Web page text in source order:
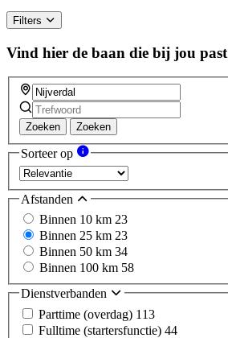
Filters
Vind hier de baan die bij jou past
Zoeken Zoeken
Sorteer op
Afstanden
Binnen 10 km 23
Binnen 25 km 23
Binnen 50 km 34
Binnen 100 km 58
Dienstverbanden
Parttime (overdag) 113
Fulltime (startersfunctie) 44